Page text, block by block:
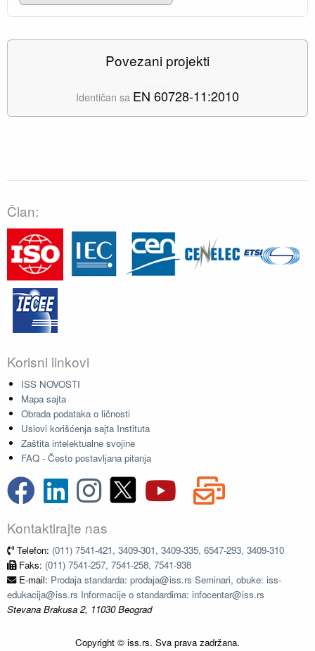
Povezani projekti
Identičan sa EN 60728-11:2010
Član:
Korisni linkovi
ISS NOVOSTI
Mapa sajta
Obrada podataka o ličnosti
Uslovi korišćenja sajta Instituta
Zaštita intelektualne svojine
FAQ - Često postavljana pitanja
Kontaktirajte nas
Telefon: (011) 7541-421, 3409-301, 3409-335, 6547-293, 3409-310
Faks: (011) 7541-257, 7541-258, 7541-938
E-mail: Prodaja standarda: prodaja@iss.rs Seminari, obuke: iss-
edukacija@iss.rs Informacije o standardima: infocentar@iss.rs
Stevana Brakusa 2, 11030 Beograd
Copyright © iss.rs. Sva prava zadržana.